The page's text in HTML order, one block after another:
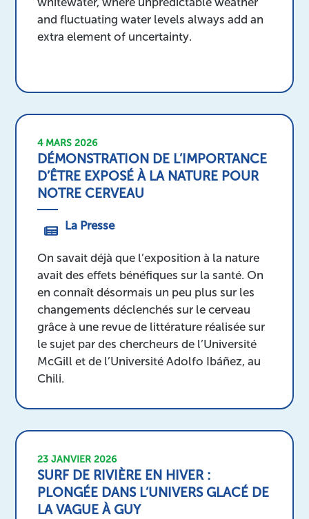
and fluctuating water levels always add an
extra element of uncertainty.
4 MARS 2026
DÉMONSTRATION DE L’IMPORTANCE
D’ÊTRE EXPOSÉ À LA NATURE POUR
NOTRE CERVEAU
La Presse
On savait déjà que l’exposition à la nature
avait des effets bénéfiques sur la santé. On
en connaît désormais un peu plus sur les
changements déclenchés sur le cerveau
grâce à une revue de littérature réalisée sur
le sujet par des chercheurs de l’Université
McGill et de l’Université Adolfo Ibáñez, au
Chili.
23 JANVIER 2026
SURF DE RIVIÈRE EN HIVER :
PLONGÉE DANS L’UNIVERS GLACÉ DE
LA VAGUE À GUY